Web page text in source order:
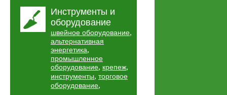
Инструменты и
оборудование
швейное оборудование,
альтернативная
энергетика,
промышленное
оборудование, крепеж,
инструменты, торговое
оборудование,